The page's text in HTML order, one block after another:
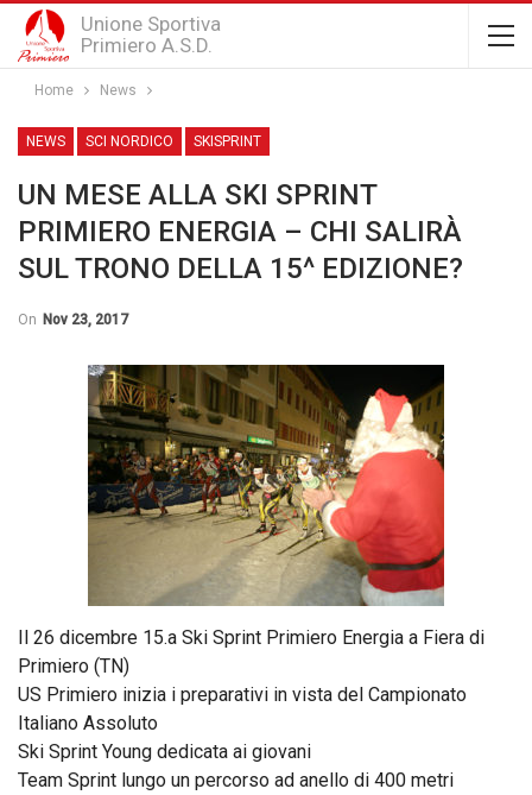
Unione Sportiva
Primiero A.S.D.
Home News
NEWS SCI NORDICO SKISPRINT
UN MESE ALLA SKI SPRINT
PRIMIERO ENERGIA – CHI SALIRÀ
SUL TRONO DELLA 15^ EDIZIONE?
On Nov 23, 2017
Il 26 dicembre 15.a Ski Sprint Primiero Energia a Fiera di
Primiero (TN)
US Primiero inizia i preparativi in vista del Campionato
Italiano Assoluto
Ski Sprint Young dedicata ai giovani
Team Sprint lungo un percorso ad anello di 400 metri